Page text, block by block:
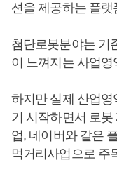
션을 제공하는 플
첨단로봇분야는 기
이 느껴지는 사업영
하지만 실제 산업영
기 시작하면서 로봇
업, 네이버와 같은
먹거리사업으로 주